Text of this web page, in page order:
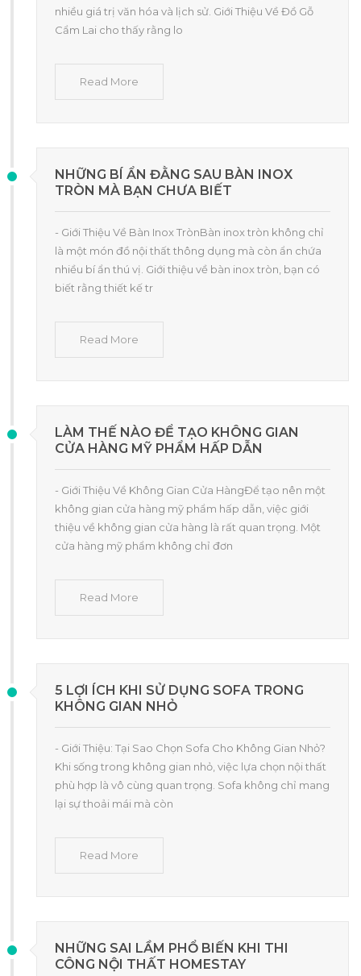
nhiều giá trị văn hóa và lịch sử. Giới Thiệu Về Đồ Gỗ
Cẩm Lai cho thấy rằng lo
Read More
NHỮNG BÍ ẨN ĐẰNG SAU BÀN INOX
TRÒN MÀ BẠN CHƯA BIẾT
- Giới Thiệu Về Bàn Inox TrònBàn inox tròn không chỉ
là một món đồ nội thất thông dụng mà còn ẩn chứa
nhiều bí ẩn thú vị. Giới thiệu về bàn inox tròn, bạn có
biết rằng thiết kế tr
Read More
LÀM THẾ NÀO ĐỂ TẠO KHÔNG GIAN
CỬA HÀNG MỸ PHẨM HẤP DẪN
- Giới Thiệu Về Không Gian Cửa HàngĐể tạo nên một
không gian cửa hàng mỹ phẩm hấp dẫn, việc giới
thiệu về không gian cửa hàng là rất quan trọng. Một
cửa hàng mỹ phẩm không chỉ đơn
Read More
5 LỢI ÍCH KHI SỬ DỤNG SOFA TRONG
KHÔNG GIAN NHỎ
- Giới Thiệu: Tại Sao Chọn Sofa Cho Không Gian Nhỏ?
Khi sống trong không gian nhỏ, việc lựa chọn nội thất
phù hợp là vô cùng quan trọng. Sofa không chỉ mang
lại sự thoải mái mà còn
Read More
NHỮNG SAI LẦM PHỔ BIẾN KHI THI
CÔNG NỘI THẤT HOMESTAY